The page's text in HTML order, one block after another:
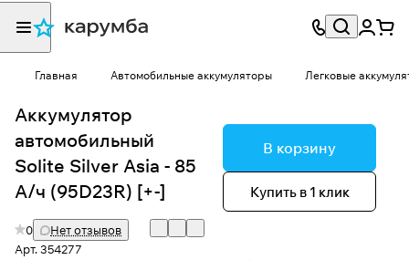
Главная Автомобильные аккумуляторы Легковые
Аккумулятор
автомобильный
Solite Silver Asia - 85
А/ч (95D23R) [+-]
0
Нет отзывов
Арт.354277
В корзину
Купить в 1 клик